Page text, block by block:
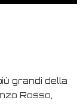
grandi della
Rosso,